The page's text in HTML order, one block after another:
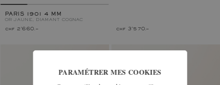
PARIS 1901 4 MM
OR JAUNE, DIAMANT COGNAC
chf 2'660.– chf 3'570.–
PARAMÉTRER MES COOKIES